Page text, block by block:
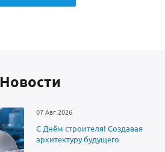
Новоcти
07 Авг 2026
С Днём строителя! Создавая
архитектуру будущего